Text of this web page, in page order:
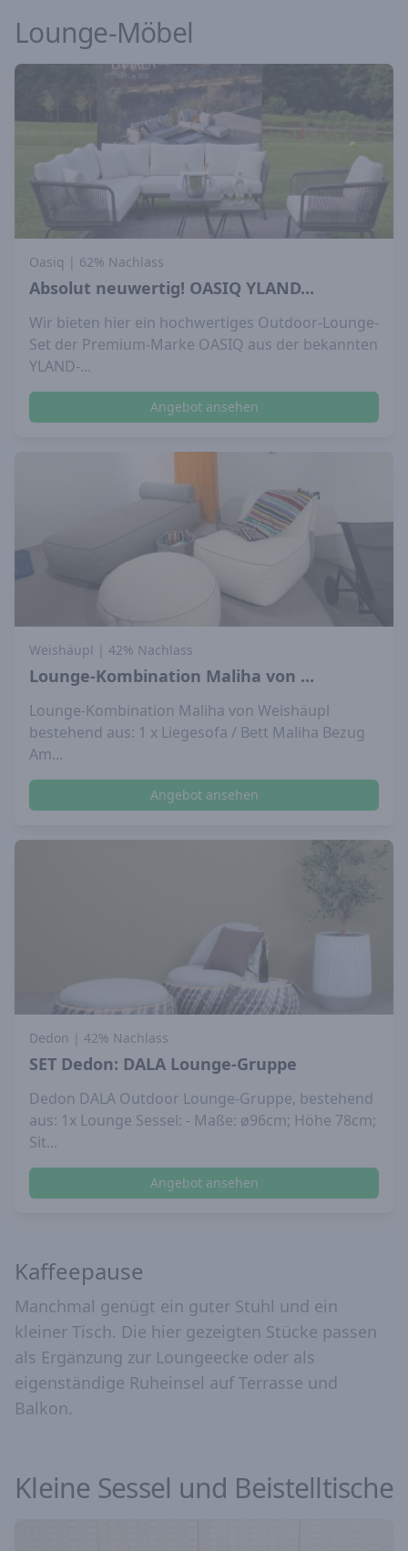
Lounge-Möbel
Oasiq | 62% Nachlass
Absolut neuwertig! OASIQ YLAND...
Wir bieten hier ein hochwertiges Outdoor-Lounge-
Set der Premium-Marke OASIQ aus der bekannten
YLAND-...
Angebot ansehen
Weishäupl | 42% Nachlass
Lounge-Kombination Maliha von ...
Lounge-Kombination Maliha von Weishäupl
bestehend aus: 1 x Liegesofa / Bett Maliha Bezug
Am...
Angebot ansehen
Dedon | 42% Nachlass
SET Dedon: DALA Lounge-Gruppe
Dedon DALA Outdoor Lounge-Gruppe, bestehend
aus: 1x Lounge Sessel: - Maße: ø96cm; Höhe 78cm;
Sit...
Angebot ansehen
Kaffeepause
Manchmal genügt ein guter Stuhl und ein
kleiner Tisch. Die hier gezeigten Stücke passen
als Ergänzung zur Loungeecke oder als
eigenständige Ruheinsel auf Terrasse und
Balkon.
Kleine Sessel und Beistelltische